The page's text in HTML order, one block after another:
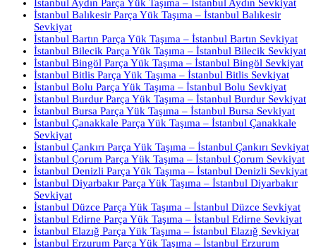
İstanbul Aydın Parça Yük Taşıma – İstanbul Aydın Sevkiyat
İstanbul Balıkesir Parça Yük Taşıma – İstanbul Balıkesir
Sevkiyat
İstanbul Bartın Parça Yük Taşıma – İstanbul Bartın Sevkiyat
İstanbul Bilecik Parça Yük Taşıma – İstanbul Bilecik Sevkiyat
İstanbul Bingöl Parça Yük Taşıma – İstanbul Bingöl Sevkiyat
İstanbul Bitlis Parça Yük Taşıma – İstanbul Bitlis Sevkiyat
İstanbul Bolu Parça Yük Taşıma – İstanbul Bolu Sevkiyat
İstanbul Burdur Parça Yük Taşıma – İstanbul Burdur Sevkiyat
İstanbul Bursa Parça Yük Taşıma – İstanbul Bursa Sevkiyat
İstanbul Çanakkale Parça Yük Taşıma – İstanbul Çanakkale
Sevkiyat
İstanbul Çankırı Parça Yük Taşıma – İstanbul Çankırı Sevkiyat
İstanbul Çorum Parça Yük Taşıma – İstanbul Çorum Sevkiyat
İstanbul Denizli Parça Yük Taşıma – İstanbul Denizli Sevkiyat
İstanbul Diyarbakır Parça Yük Taşıma – İstanbul Diyarbakır
Sevkiyat
İstanbul Düzce Parça Yük Taşıma – İstanbul Düzce Sevkiyat
İstanbul Edirne Parça Yük Taşıma – İstanbul Edirne Sevkiyat
İstanbul Elazığ Parça Yük Taşıma – İstanbul Elazığ Sevkiyat
İstanbul Erzurum Parça Yük Taşıma – İstanbul Erzurum